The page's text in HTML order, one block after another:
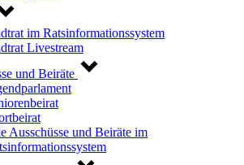
im Ratsinformationssystem
Livestream
und Beiräte
Ausschüsse und Beiräte im